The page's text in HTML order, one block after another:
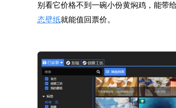
别看它价格不到一碗小份黄焖鸡，能带
态壁纸就能值回票价。